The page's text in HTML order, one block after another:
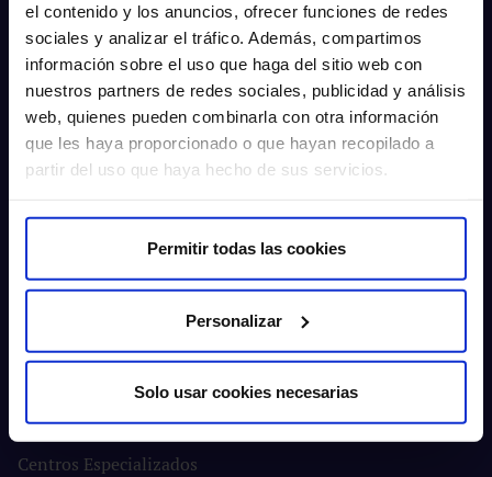
el contenido y los anuncios, ofrecer funciones de redes
sociales y analizar el tráfico. Además, compartimos
información sobre el uso que haga del sitio web con
nuestros partners de redes sociales, publicidad y análisis
web, quienes pueden combinarla con otra información
que les haya proporcionado o que hayan recopilado a
partir del uso que haya hecho de sus servicios.
Permitir todas las cookies
Personalizar
Solo usar cookies necesarias
Fundación HM Hospitales​
Centro Universitario CUHMED​
Instituto HM Hospitales​
Intranet HM Hospitales​
HM CIOCC​
HM CIEC​
HM CINAC​
Enlaces de interés
Aseguradoras y mutuas​
Donación de sangre​
Centros Especializados